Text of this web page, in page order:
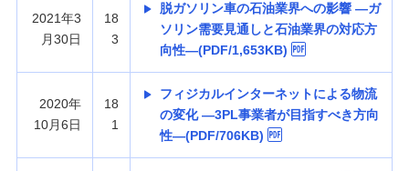
2021年3
月30日
18
3
脱ガソリン車の石油業界への影響 —ガ
ソリン需要見通しと石油業界の対応方
向性—(PDF/1,653KB)
2020年
10月6日
18
1
フィジカルインターネットによる物流
の変化 —3PL事業者が目指すべき方向
性—(PDF/706KB)